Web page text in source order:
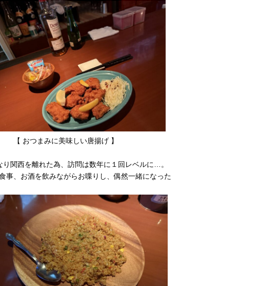
まみに美味しい唐揚げ 】
関西を離れた為、訪問は数年に１回レベルに…。
事、お酒を飲みながらお喋りし、偶然一緒になった